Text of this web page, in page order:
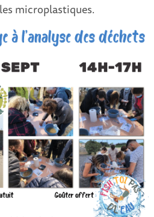
microplastiques.